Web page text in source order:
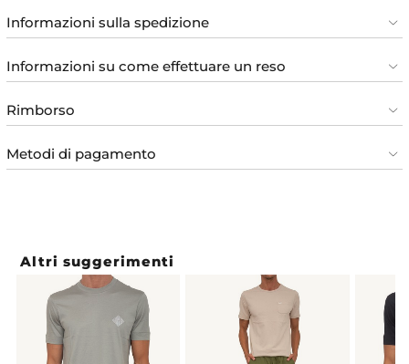
Informazioni sulla spedizione
Informazioni su come effettuare un reso
Rimborso
Metodi di pagamento
Altri suggerimenti